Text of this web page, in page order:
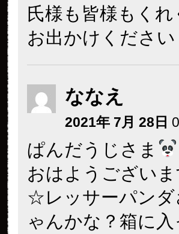
氏様も皆様もく
お出かけください
ななえ
2021年 7月 28日
ぱんだうじさま
おはようございま
☆レッサーパンダ
ゃんかな？箱に